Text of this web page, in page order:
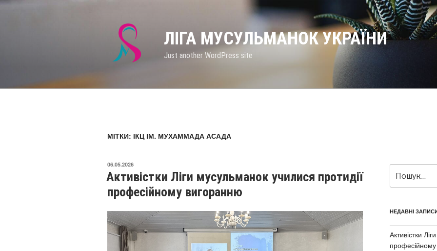
Перейти
ЛІГА МУСУЛЬМАНОК УКРАЇНИ
Just another WordPress site
МІТКИ: ІКЦ ІМ. МУХАММАДА АСАДА
ОПУБЛІКОВАНО
06.05.2026
Активістки Ліги мусульманок училися протидії
професійному вигоранню
за
запитом:
НЕДАВНІ
Активістки